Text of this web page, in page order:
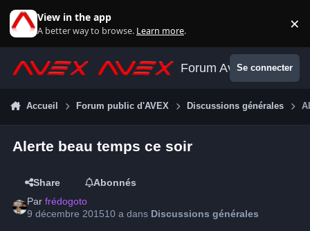
View in the app
A better way to browse. Learn more. ×
Forum AvexSe connecter
Accueil Forum public d'AVEX Discussions générales
Alerte beau temps ce soir
Share
Abonnés
Parfrédogoto
9 décembre 201510 a dans Discussions générales